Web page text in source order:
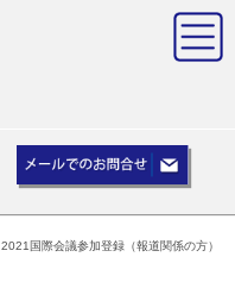
2021国際会議参加登録（報道関係の方）